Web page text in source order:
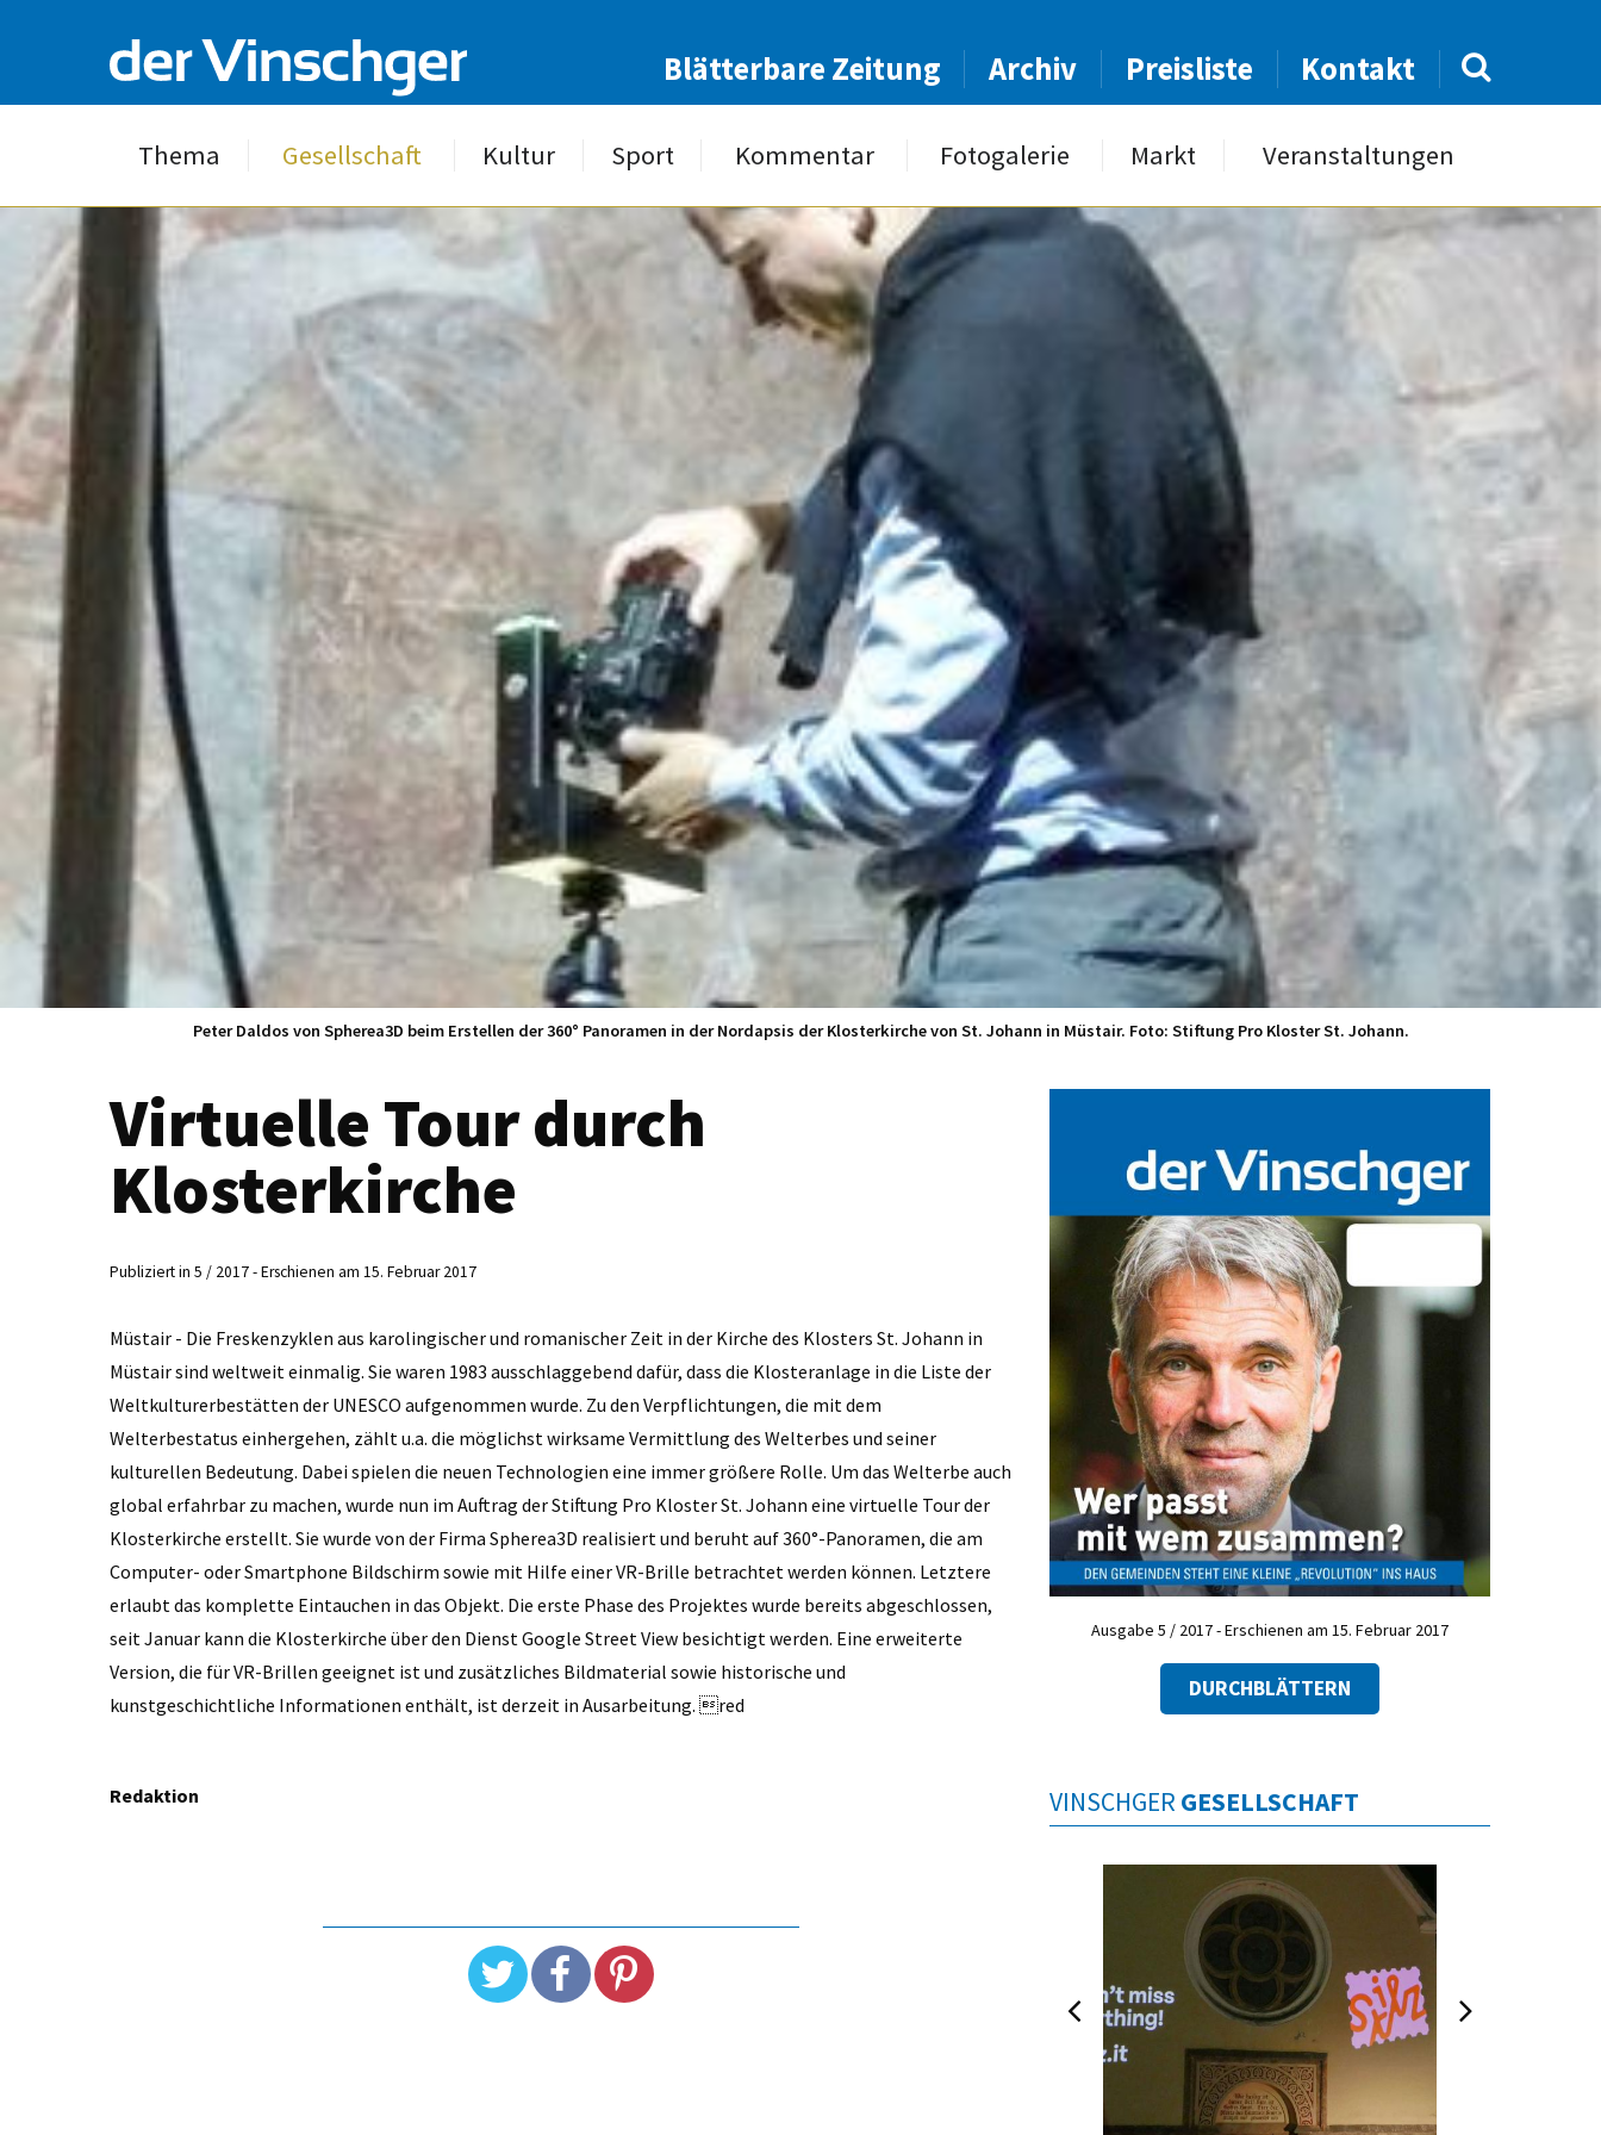
Blätterbare Zeitung Archiv Preisliste Kontakt
Thema Gesellschaft Kultur Sport Kommentar Fotogalerie Markt Veranstaltungen
Peter Daldos von Spherea3D beim Erstellen der 360° Panoramen in der Nordapsis der Klosterkirche von St. Johann in Müstair. Foto: Stiftung Pro Kloster St. Johann.
Virtuelle Tour durch
Klosterkirche
Publiziert in 5 / 2017 - Erschienen am 15. Februar 2017
Müstair - Die Freskenzyklen aus karolingischer und romanischer Zeit in der Kirche des Klosters St. Johann in
Müstair sind weltweit einmalig. Sie waren 1983 ausschlaggebend dafür, dass die Klosteranlage in die Liste der
Weltkulturerbestätten der UNESCO aufgenommen wurde. Zu den Verpflichtungen, die mit dem
Welterbestatus einhergehen, zählt u.a. die möglichst wirksame Vermittlung des Welterbes und seiner
kulturellen Bedeutung. Dabei spielen die neuen Technologien eine immer größere Rolle. Um das Welterbe auch
global erfahrbar zu machen, wurde nun im Auftrag der Stiftung Pro Kloster St. Johann eine virtuelle Tour der
Klosterkirche erstellt. Sie wurde von der Firma Spherea3D realisiert und beruht auf 360°-Panoramen, die am
Computer- oder Smartphone Bildschirm sowie mit Hilfe einer VR-Brille betrachtet werden können. Letztere
erlaubt das komplette Eintauchen in das Objekt. Die erste Phase des Projektes wurde bereits abgeschlossen,
seit Januar kann die Klosterkirche über den Dienst Google Street View besichtigt werden. Eine erweiterte
Version, die für VR-Brillen geeignet ist und zusätzliches Bildmaterial sowie historische und
kunstgeschichtliche Informationen enthält, ist derzeit in Ausarbeitung. red
Redaktion
Ausgabe 5 / 2017 - Erschienen am 15. Februar 2017
DURCHBLÄTTERN
VINSCHGER GESELLSCHAFT